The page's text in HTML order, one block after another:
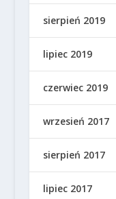
sierpień 2019
lipiec 2019
czerwiec 2019
wrzesień 2017
sierpień 2017
lipiec 2017